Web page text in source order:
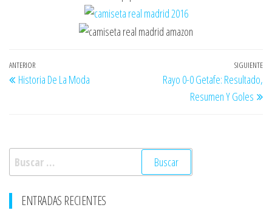
Navegación
de
Entrada
anterior
ANTERIOR
Historia De La Moda
SIGUIENTE
Rayo 0-0 Getafe: Resultado,
Resumen Y Goles
Buscar:
ENTRADAS RECIENTES